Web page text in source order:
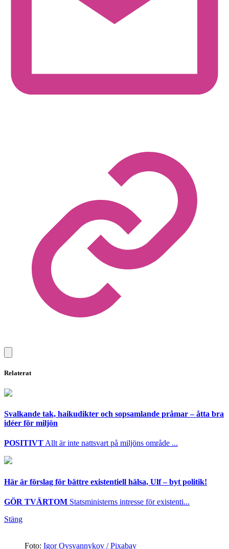
Relaterat
Svalkande tak, haikudikter och sopsamlande pråmar – åtta bra
idéer för miljön
POSITIVTAllt är inte nattsvart på miljöns område ...
Här är förslag för bättre existentiell hälsa, Ulf – byt politik!
GÖR TVÄRTOM Statsministerns intresse för existenti...
Stäng
Foto: Igor Ovsyannykov / Pixabay